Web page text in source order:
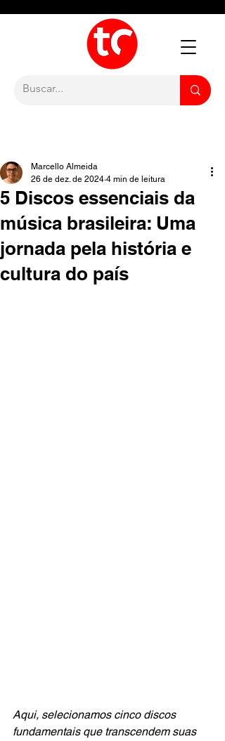
5 Discos essenciais da
música brasileira: Uma
jornada pela história e
cultura do país
Marcello Almeida
26 de dez. de 2024 4 min de leitura
Aqui, selecionamos cinco discos
fundamentais que transcendem suas